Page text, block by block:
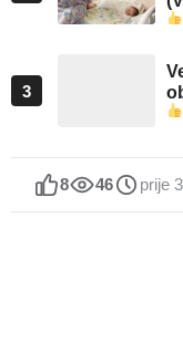
3
8 46 prije